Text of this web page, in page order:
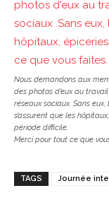
Nous demandons aux
des photos d’eux au
réseaux sociaux. Sans
s’assurent que les
période difficile.
Merci pour tout ce que
TAGS Journée